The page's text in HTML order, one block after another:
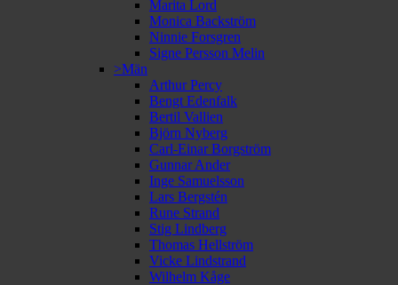
Marita Lord
Monica Backström
Ninnie Forsgren
Signe Persson Melin
>Män
Arthur Percy
Bengt Edenfalk
Bertil Vallien
Björn Nyberg
Carl-Einar Borgström
Gunnar Ander
Inge Samuelsson
Lars Bergstén
Rune Strand
Stig Lindberg
Thomas Hellström
Vicke Lindstrand
Wilhelm Kåge